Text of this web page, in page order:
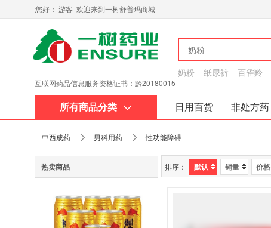
您好： 游客 欢迎来到一树舒普玛商城
互联网药品信息服务资格证书：黔20180015
奶粉 纸尿裤 百雀羚
所有商品分类 日用百货 非处方药
中西成药 男科用药 性功能障碍
热卖商品 排序： 默认 销量 价格